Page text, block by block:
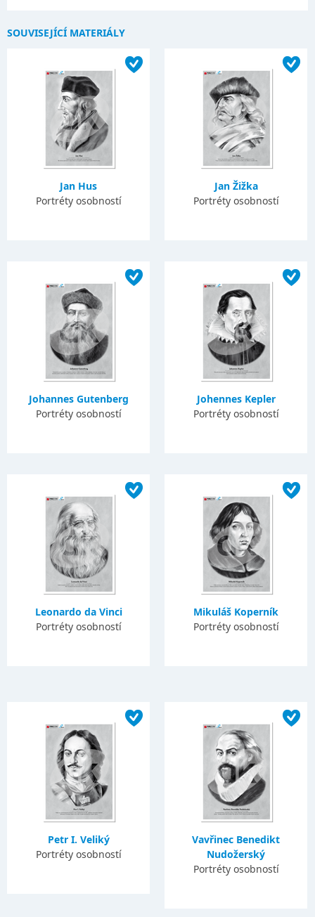
SOUVISEJÍCÍ MATERIÁLY
Jan Hus
Portréty osobností
Jan Žižka
Portréty osobností
Johannes Gutenberg
Portréty osobností
Johennes Kepler
Portréty osobností
Leonardo da Vinci
Portréty osobností
Mikuláš Koperník
Portréty osobností
Petr I. Veliký
Portréty osobností
Vavřinec Benedikt
Nudožerský
Portréty osobností